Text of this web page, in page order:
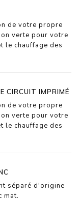
de votre propre
verte pour votre
le chauffage des
excédentaire
ou
CIRCUIT IMPRIMÉ
de votre propre
verte pour votre
le chauffage des
excédentaire
ou
séparé d'origine
mat.